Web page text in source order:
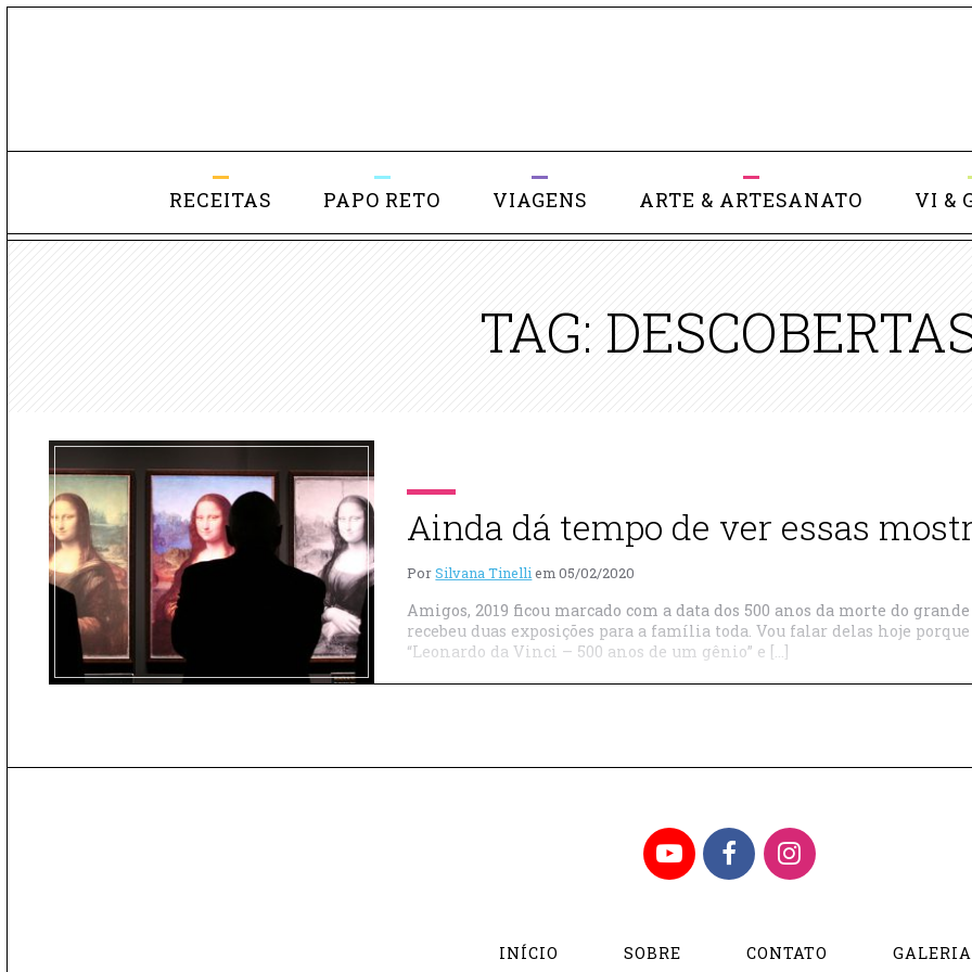
RECEITAS PAPO RETO VIAGENS ARTE & ARTESANATO VI &
TAG:
Ainda dá tempo de ver essas
PorSilvana Tinelli em 05/02/2020
Amigos, 2019 ficou marcado com a data dos 500 anos da morte do
recebeu duas exposições para a família toda. Vou falar delas hoje
“Leonardo da Vinci – 500 anos de um gênio” e […]
YouTubeFacebookInstagram
INÍCIO SOBRE CONTATO GALERIA